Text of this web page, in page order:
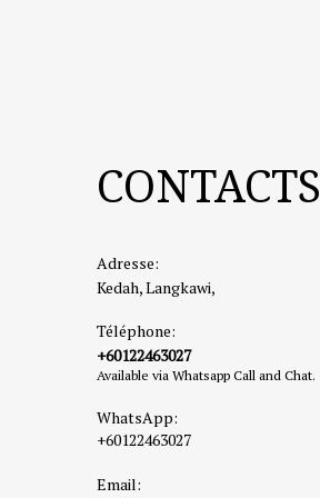
CONTACTS
Adresse:
Kedah, Langkawi,
Téléphone:
+60122463027
Available via Whatsapp Call and Chat.
WhatsApp:
+60122463027
Email: